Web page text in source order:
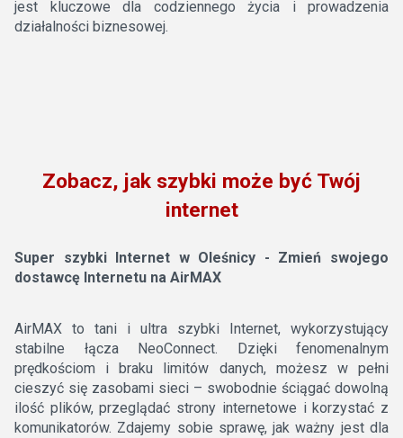
jest kluczowe dla codziennego życia i prowadzenia
działalności biznesowej.
Zobacz, jak szybki może być Twój
internet
Super szybki Internet w Oleśnicy - Zmień swojego
dostawcę Internetu na AirMAX
AirMAX to tani i ultra szybki Internet, wykorzystujący
stabilne łącza NeoConnect. Dzięki fenomenalnym
prędkościom i braku limitów danych, możesz w pełni
cieszyć się zasobami sieci – swobodnie ściągać dowolną
ilość plików, przeglądać strony internetowe i korzystać z
komunikatorów. Zdajemy sobie sprawę, jak ważny jest dla